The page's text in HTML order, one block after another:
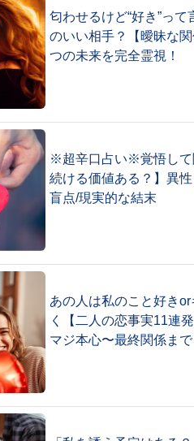
匂わせるけど“好き”っ
のいい相手？【曖昧な
つの未来を完全霊視！
※超辛口占い※覚悟して
続ける価値ある？】異
盲点/現実的な結末
あの人は私のこと好き
く【二人の恋事実11連
マジ本心〜最終関係まで